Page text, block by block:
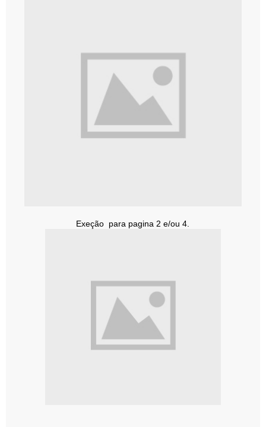
Exeção para pagina 2 e/ou 4.